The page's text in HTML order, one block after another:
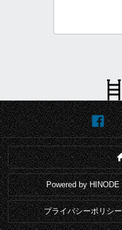
Powered by HINODE
プライバシーポリシー